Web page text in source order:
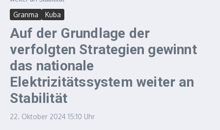
Granma Kuba
Auf der Grundlage der
verfolgten Strategien gewinnt
das nationale
Elektrizitätssystem weiter an
Stabilität
22. Oktober 2024 15:10 Uhr